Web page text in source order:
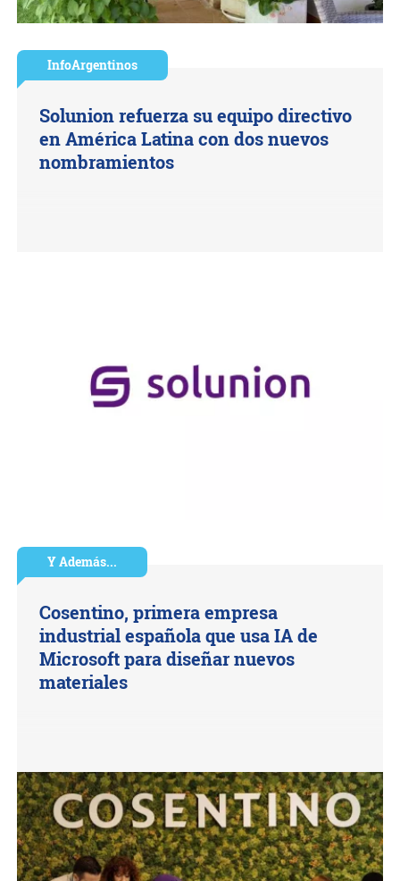
InfoArgentinos
Solunion refuerza su equipo directivo
en América Latina con dos nuevos
nombramientos
Y Además...
Cosentino, primera empresa
industrial española que usa IA de
Microsoft para diseñar nuevos
materiales